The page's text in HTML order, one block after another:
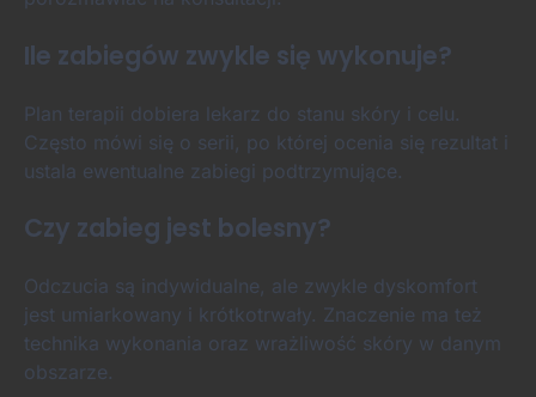
Ile zabiegów zwykle się wykonuje?
Plan terapii dobiera lekarz do stanu skóry i celu.
Często mówi się o serii, po której ocenia się rezultat i
ustala ewentualne zabiegi podtrzymujące.
Czy zabieg jest bolesny?
Odczucia są indywidualne, ale zwykle dyskomfort
jest umiarkowany i krótkotrwały. Znaczenie ma też
technika wykonania oraz wrażliwość skóry w danym
obszarze.